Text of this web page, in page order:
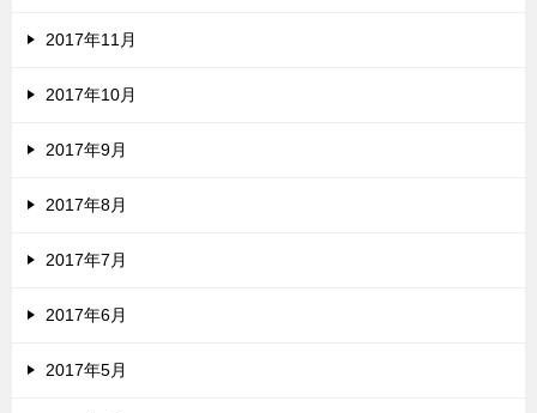
2017年11月
2017年10月
2017年9月
2017年8月
2017年7月
2017年6月
2017年5月